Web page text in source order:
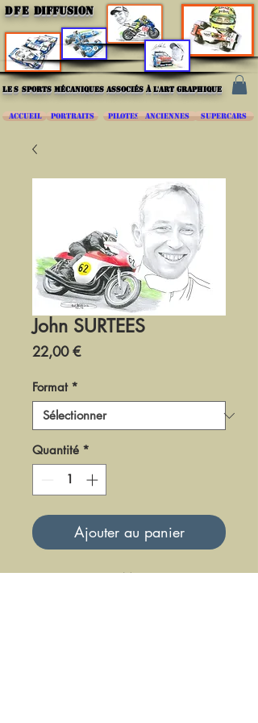
DFE DIFFUSION
les sports mécaniques associés à l'art graphique
ACCUEIL PORTRAITS PILOTES ANCIENNES SUPERCARS
John SURTEES
22,00 €Prix
Format *
Quantité *
Ajouter au panier
DPM 08